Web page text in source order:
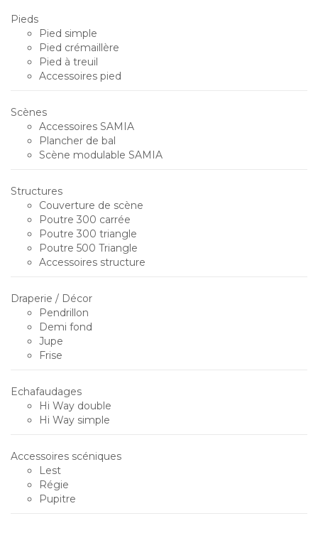
Pieds
Pied simple
Pied crémaillère
Pied à treuil
Accessoires pied
Scènes
Accessoires SAMIA
Plancher de bal
Scène modulable SAMIA
Structures
Couverture de scène
Poutre 300 carrée
Poutre 300 triangle
Poutre 500 Triangle
Accessoires structure
Draperie / Décor
Pendrillon
Demi fond
Jupe
Frise
Echafaudages
Hi Way double
Hi Way simple
Accessoires scéniques
Lest
Régie
Pupitre